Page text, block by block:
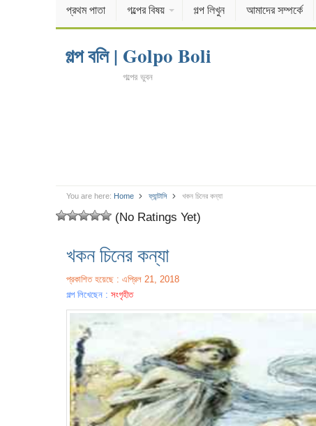
প্রথম পাতা গল্পের বিষয় গল্প লিখুন আমাদের সম্পর্কে
গল্প বলি | Golpo Boli
গল্পের ভুবন
You are here: Home ফ্যান্টাসি খকন চিনের কন্যা
(No Ratings Yet)
খকন চিনের কন্যা
প্রকাশিত হয়েছে : এপ্রিল 21, 2018
গল্প লিখেছেন : সংগৃহীত